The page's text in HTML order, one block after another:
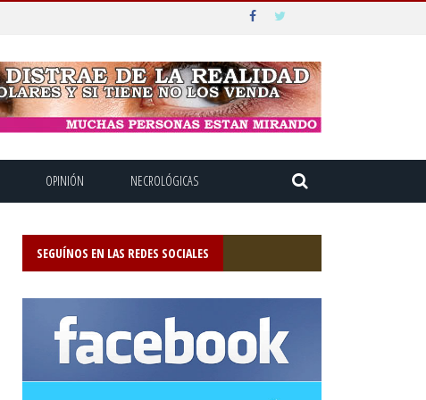
OPINIÓN NECROLÓGICAS
SEGUÍNOS EN LAS REDES SOCIALES